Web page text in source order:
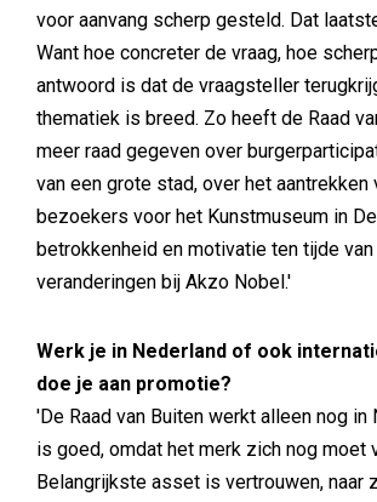
voor aanvang scherp gesteld. Dat
Want hoe concreter de vraag, hoe
antwoord is dat de vraagsteller
thematiek is breed. Zo heeft de Raad
meer raad gegeven over
van een grote stad, over het aantrekken
bezoekers voor het Kunstmuseum in
betrokkenheid en motivatie ten tijde
veranderingen bij Akzo Nobel.'
Werk je in Nederland of ook
doe je aan promotie?
'De Raad van Buiten werkt alleen nog in
is goed, omdat het merk zich nog moet
Belangrijkste asset is vertrouwen, naar